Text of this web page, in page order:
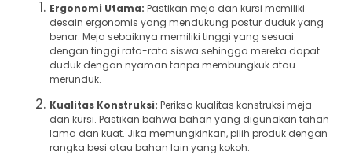
Ergonomi Utama: Pastikan meja dan kursi memiliki
desain ergonomis yang mendukung postur duduk yang
benar. Meja sebaiknya memiliki tinggi yang sesuai
dengan tinggi rata-rata siswa sehingga mereka dapat
duduk dengan nyaman tanpa membungkuk atau
merunduk.
Kualitas Konstruksi: Periksa kualitas konstruksi meja
dan kursi. Pastikan bahwa bahan yang digunakan tahan
lama dan kuat. Jika memungkinkan, pilih produk dengan
rangka besi atau bahan lain yang kokoh.